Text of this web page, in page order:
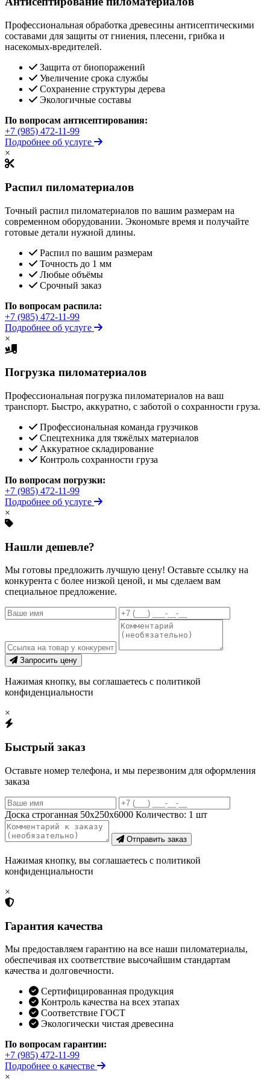
Профессиональная обработка древесины антисептическими
составами для защиты от гниения, плесени, грибка и
насекомых-вредителей.
Защита от биопоражений
Увеличение срока службы
Сохранение структуры дерева
Экологичные составы
По вопросам антисептирования:
+7 (985) 472-11-99
Подробнее об услуге
×
Распил пиломатериалов
Точный распил пиломатериалов по вашим размерам на
современном оборудовании. Экономьте время и получайте
готовые детали нужной длины.
Распил по вашим размерам
Точность до 1 мм
Любые объёмы
Срочный заказ
По вопросам распила:
+7 (985) 472-11-99
Подробнее об услуге
×
Погрузка пиломатериалов
Профессиональная погрузка пиломатериалов на ваш
транспорт. Быстро, аккуратно, с заботой о сохранности груза.
Профессиональная команда грузчиков
Спецтехника для тяжёлых материалов
Аккуратное складирование
Контроль сохранности груза
По вопросам погрузки:
+7 (985) 472-11-99
Подробнее об услуге
×
Нашли дешевле?
Мы готовы предложить лучшую цену! Оставьте ссылку на
конкурента с более низкой ценой, и мы сделаем вам
специальное предложение.
Запросить цену
Нажимая кнопку, вы соглашаетесь с политикой
конфиденциальности
×
Быстрый заказ
Оставьте номер телефона, и мы перезвоним для оформления
заказа
Доска строганная 50х250х6000 Количество: 1 шт
Отправить заказ
Нажимая кнопку, вы соглашаетесь с политикой
конфиденциальности
×
Гарантия качества
Мы предоставляем гарантию на все наши пиломатериалы,
обеспечивая их соответствие высочайшим стандартам
качества и долговечности.
Сертифицированная продукция
Контроль качества на всех этапах
Соответствие ГОСТ
Экологически чистая древесина
По вопросам гарантии:
+7 (985) 472-11-99
Подробнее о качестве
×